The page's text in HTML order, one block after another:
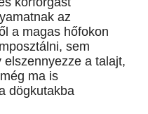
az
a magas hőfokon
sem
a talajt,
ma is
dögkutakba